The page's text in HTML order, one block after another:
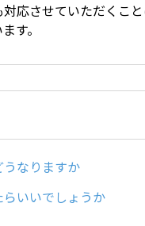
応させていただくこ
す。
なりますか
いいでしょうか